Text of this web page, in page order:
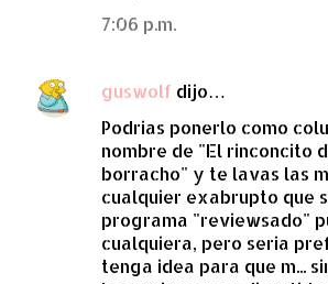
7:06 p.m.
guswolf dijo…
Podrias ponerlo como
nombre de "El rinconcito
borracho" y te lavas las
cualquier exabrupto que
programa "reviewsado"
cualquiera, pero seria
tenga idea para que m...